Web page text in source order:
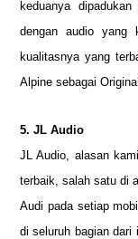
keduanya
dengan audio yang
kualitasnya yang
Alpine sebagai
5. JL Audio
JL Audio, alasan
terbaik, salah satu di
Audi pada setiap
di seluruh bagian dari